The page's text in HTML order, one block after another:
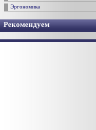
Эргономика
Рекомендуем